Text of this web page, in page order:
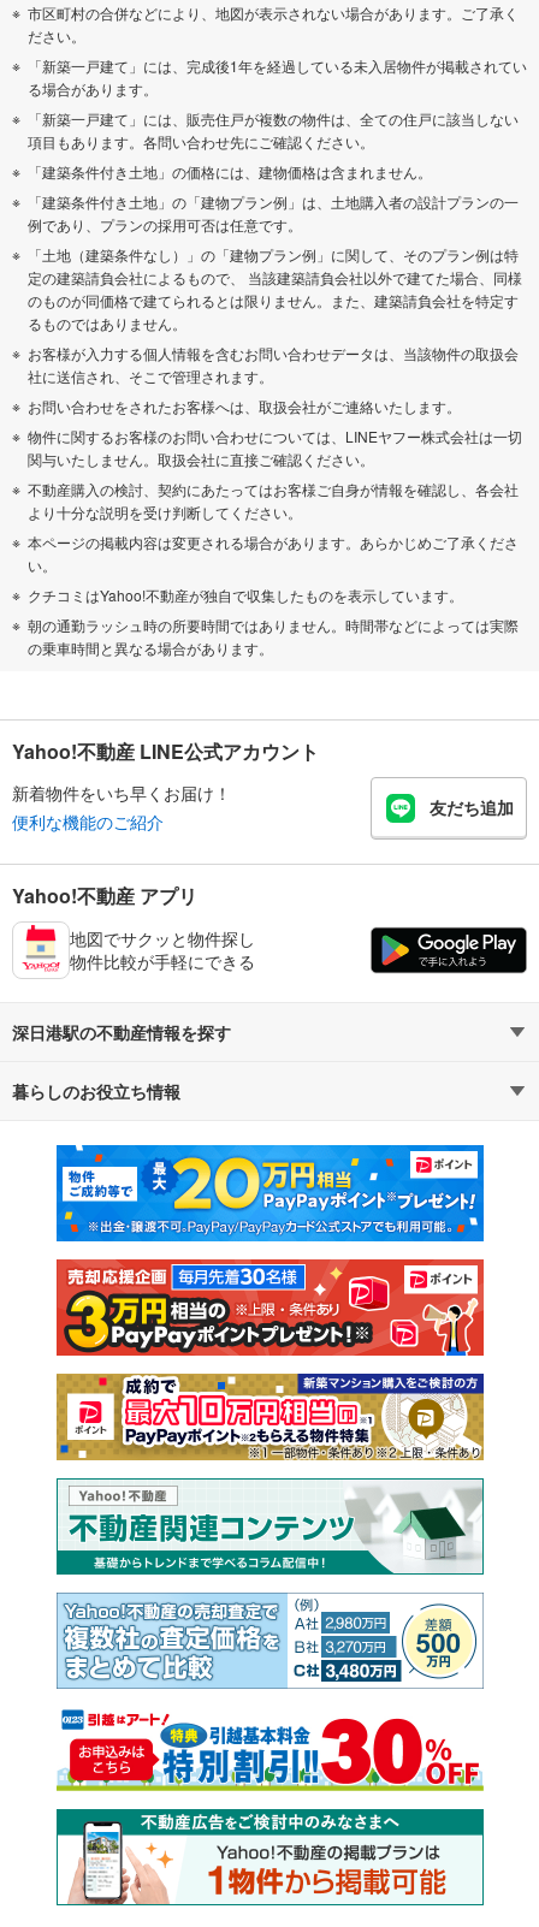
市区町村の合併などにより、地図が表示されない場合があります。ご了承く
ださい。
「新築一戸建て」には、完成後1年を経過している未入居物件が掲載されてい
る場合があります。
「新築一戸建て」には、販売住戸が複数の物件は、全ての住戸に該当しない
項目もあります。各問い合わせ先にご確認ください。
「建築条件付き土地」の価格には、建物価格は含まれません。
「建築条件付き土地」の「建物プラン例」は、土地購入者の設計プランの一
例であり、プランの採用可否は任意です。
「土地（建築条件なし）」の「建物プラン例」に関して、そのプラン例は特
定の建築請負会社によるもので、 当該建築請負会社以外で建てた場合、同様
のものが同価格で建てられるとは限りません。また、建築請負会社を特定す
るものではありません。
お客様が入力する個人情報を含むお問い合わせデータは、当該物件の取扱会
社に送信され、そこで管理されます。
お問い合わせをされたお客様へは、取扱会社がご連絡いたします。
物件に関するお客様のお問い合わせについては、LINEヤフー株式会社は一切
関与いたしません。取扱会社に直接ご確認ください。
不動産購入の検討、契約にあたってはお客様ご自身が情報を確認し、各会社
より十分な説明を受け判断してください。
本ページの掲載内容は変更される場合があります。あらかじめご了承くださ
い。
クチコミはYahoo!不動産が独自で収集したものを表示しています。
朝の通勤ラッシュ時の所要時間ではありません。時間帯などによっては実際
の乗車時間と異なる場合があります。
Yahoo!不動産 LINE公式アカウント
新着物件をいち早くお届け！
便利な機能のご紹介
友だち追加
Yahoo!不動産 アプリ
地図でサクッと物件探し
物件比較が手軽にできる
深日港駅の不動産情報を探す
不動産・住宅
新築マンション 中古マンション
新築一戸建て 中古一戸建て
注文住宅 土地
売却査定
暮らしのお役立ち情報
マンションカタログ 教えて！住まいの先生